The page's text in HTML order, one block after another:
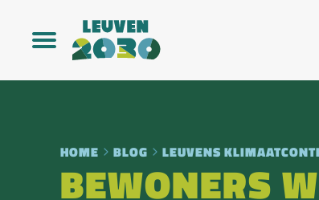
HOME BLOG LEUVENS
BEWONERS